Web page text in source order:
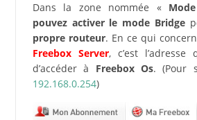
Dans la zone nommée «
pouvez activer le mode Bridge
propre routeur. En ce qui
Freebox Server, c’est
d’accéder à Freebox Os. (Pour
192.168.0.254)